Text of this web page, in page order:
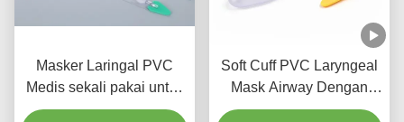
Masker Laringal PVC
Medis sekali pakai untuk
saluran udara bayi dan
Soft Cuff PVC Laryngeal
Mask Airway Dengan
Kode Warna